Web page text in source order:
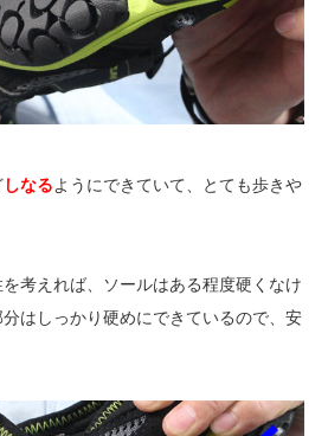
しなるようにできていて、とても歩きや
考えれば、ソールはある程度硬くなけ
はしっかり硬めにできているので、安